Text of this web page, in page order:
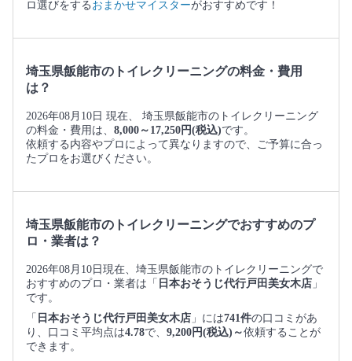
ロ選びをする おまかせマイスターがおすすめです！
埼玉県飯能市のトイレクリーニングの料金・費用
は？
2026年08月10日 現在、 埼玉県飯能市のトイレクリーニング
の料金・費用は、 8,000～17,250円(税込)です。
依頼する内容やプロによって異なりますので、ご予算に合っ
たプロをお選びください。
埼玉県飯能市のトイレクリーニングでおすすめのプ
ロ・業者は？
2026年08月10日現在、埼玉県飯能市のトイレクリーニングで
おすすめのプロ・業者は「 日本おそうじ代行戸田美女木店 」
です。
「 日本おそうじ代行戸田美女木店 」には741件の口コミがあ
り、口コミ平均点は4.78で、 9,200円(税込)～依頼することが
できます。